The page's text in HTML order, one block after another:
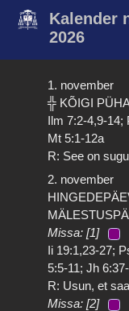
Kalender
2026
1. november
╬ KÕIGI
Ilm 7:2-4,9-14;
Mt 5:1-12a
R: See on
2. november
Missa: [1]
Ii 19:1,23-27;
5:5-11; Jh
R: Usun, et
Missa: [2]